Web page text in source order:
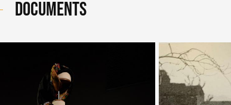
DOCUMENTS